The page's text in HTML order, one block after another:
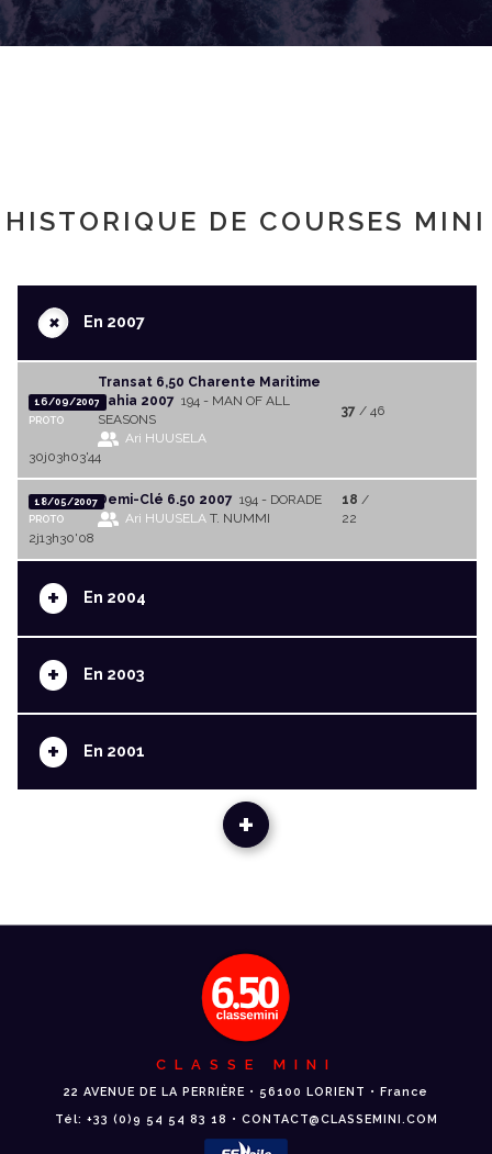
HISTORIQUE DE COURSES MINI
+En 2007
16/09/2007
PROTO
Transat 6,50 Charente Maritime
Bahia 2007 194 - MAN OF ALL
SEASONS
Ari HUUSELA
37 / 46
30j03h03'44
18/05/2007
PROTO
Demi-Clé 6.50 2007 194 - DORADE
Ari HUUSELAT. NUMMI
18 /
22
2j13h30'08
+ En 2004
+ En 2003
+ En 2001
+
CLASSE MINI
22 AVENUE DE LA PERRIÈRE • 56100 LORIENT • France
Tél: +33 (0)9 54 54 83 18 • CONTACT@CLASSEMINI.COM